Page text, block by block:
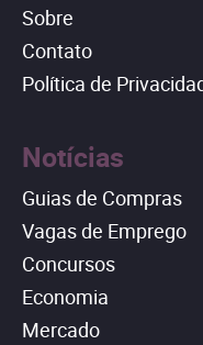
Sobre
Contato
Política de
Notícias
Guias de Compras
Vagas de Emprego
Concursos
Economia
Mercado